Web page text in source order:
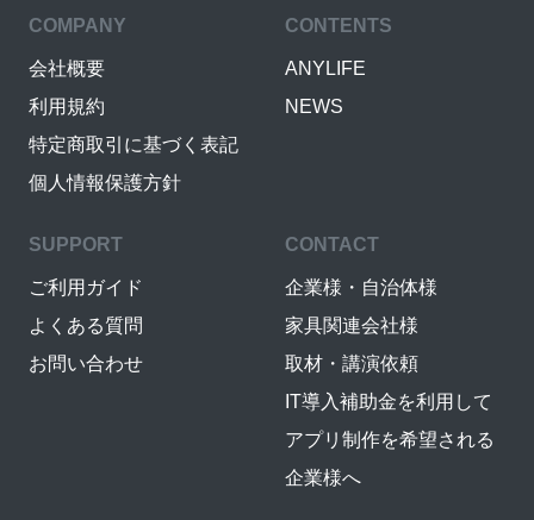
COMPANY
会社概要
利用規約
特定商取引に基づく表記
個人情報保護方針
CONTENTS
ANYLIFE
NEWS
SUPPORT
ご利用ガイド
よくある質問
お問い合わせ
CONTACT
企業様・自治体様
家具関連会社様
取材・講演依頼
IT導入補助金を利用して
アプリ制作を希望される
企業様へ